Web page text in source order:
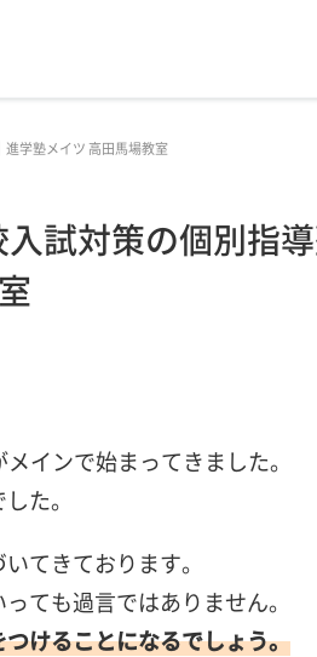
学塾メイツ 高田馬場教室
試対策の個別指
インで始まってきました。
た。
てきております。
ても過言ではありません。
けることになるでしょう。